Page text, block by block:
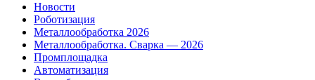
Новости
Роботизация
Металлообработка 2026
Металлообработка. Сварка — 2026
Промплощадка
Автоматизация